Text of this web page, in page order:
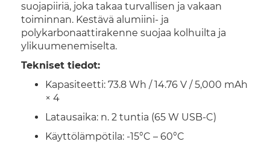
suojapiiriä, joka takaa turvallisen ja vakaan
toiminnan. Kestävä alumiini- ja
polykarbonaattirakenne suojaa kolhuilta ja
ylikuumenemiselta.
Tekniset tiedot:
Kapasiteetti: 73.8 Wh / 14.76 V / 5,000 mAh
× 4
Latausaika: n. 2 tuntia (65 W USB-C)
Käyttölämpötila: -15°C – 60°C